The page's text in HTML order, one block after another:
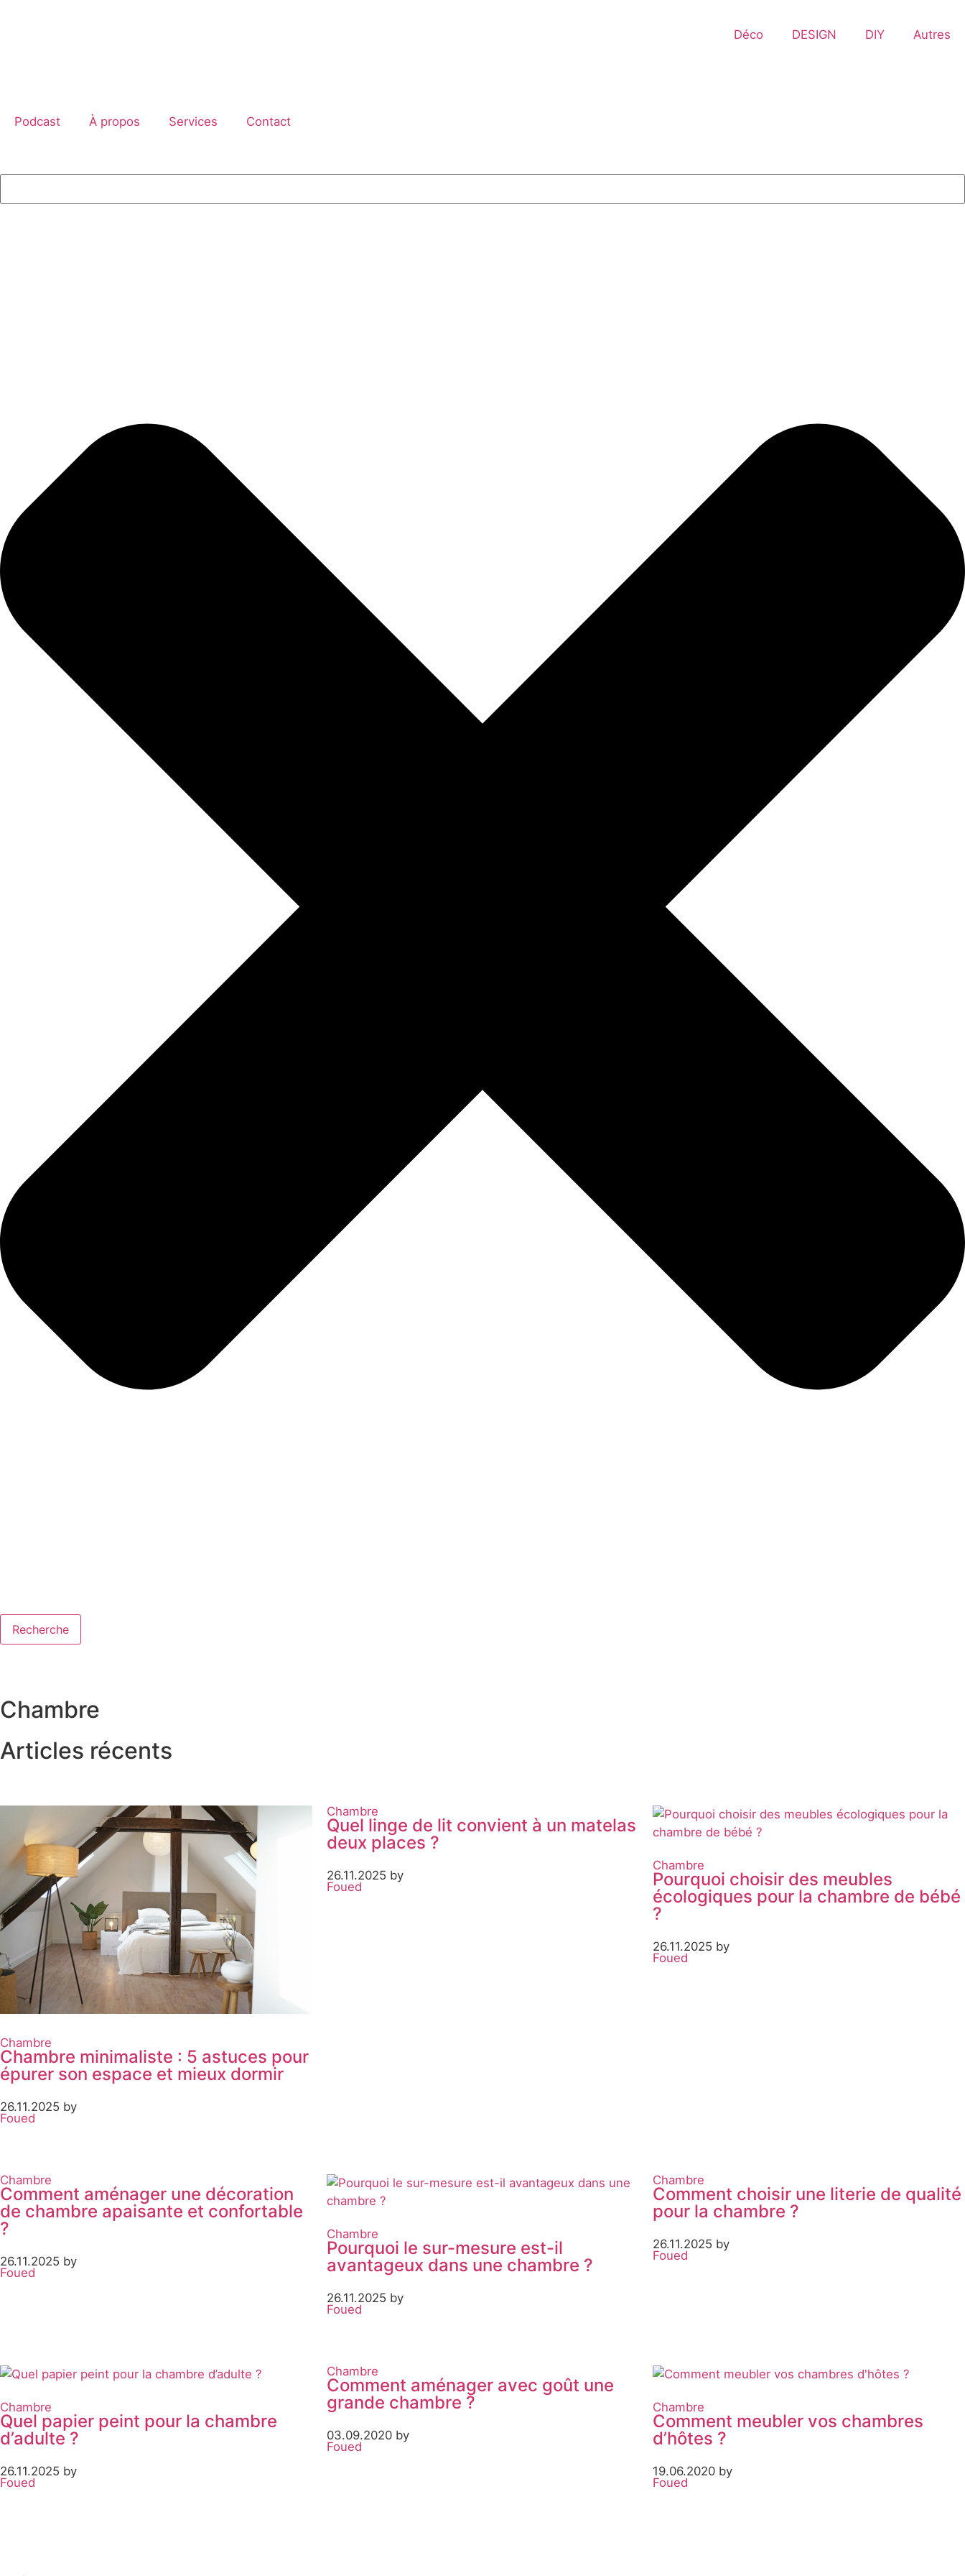
Déco DESIGN DIY Autres
Podcast À propos Services Contact
Recherche
Chambre
Articles récents
Chambre
Chambre minimaliste : 5 astuces pour
épurer son espace et mieux dormir
26.11.2025 by
Foued
Chambre
Quel linge de lit convient à un matelas
deux places ?
26.11.2025 by
Foued
Chambre
Pourquoi choisir des meubles
écologiques pour la chambre de bébé
?
26.11.2025 by
Foued
Chambre
Comment aménager une décoration
de chambre apaisante et confortable
?
26.11.2025 by
Foued
Chambre
Pourquoi le sur-mesure est-il
avantageux dans une chambre ?
26.11.2025 by
Foued
Chambre
Comment choisir une literie de qualité
pour la chambre ?
26.11.2025 by
Foued
Chambre
Quel papier peint pour la chambre
d’adulte ?
26.11.2025 by
Foued
Chambre
Comment aménager avec goût une
grande chambre ?
03.09.2020 by
Foued
Chambre
Comment meubler vos chambres
d’hôtes ?
19.06.2020 by
Foued